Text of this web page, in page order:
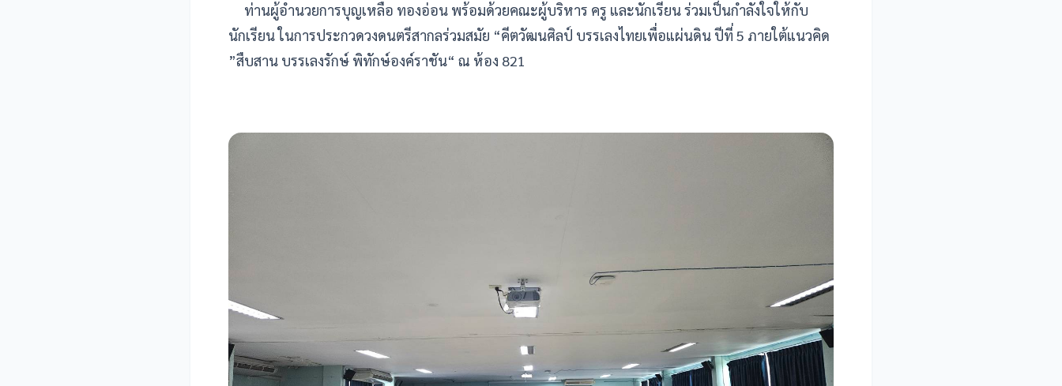
ท่านผู้อำนวยการบุญเหลือ ทองอ่อน พร้อมด้วยคณะผู้บริหาร ครู และนักเรียน ร่วมเป็นกำลังใจให้กับ
นักเรียน ในการประกวดวงดนตรีสากลร่วมสมัย “คีตวัฒนศิลป์ บรรเลงไทยเพื่อแผ่นดิน ปีที่ 5 ภายใต้แนวคิด
”สืบสาน บรรเลงรักษ์ พิทักษ์องค์ราชัน“ ณ ห้อง 821